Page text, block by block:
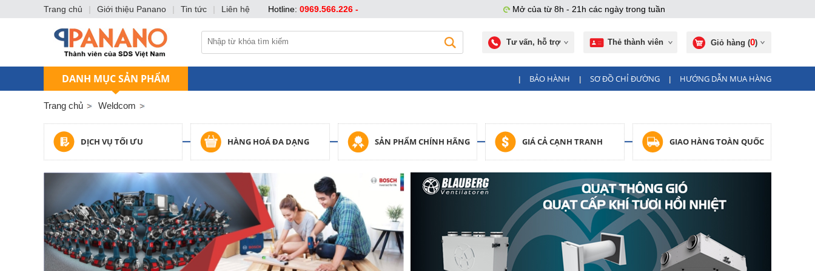
Tư vấn, hỗ trợ Thẻ thành viên Giỏ hàng (0)
DANH MỤC SẢN PHẨM BẢO HÀNH SƠ ĐỒ CHỈ ĐƯỜNG HƯỚNG DẪN MUA HÀNG
Trang chủ Weldcom
DỊCH VỤ TỐI ƯU HÀNG HOÁ ĐA DẠNG SẢN PHẨM CHÍNH HÃNG GIÁ CẢ CẠNH TRANH GIAO HÀNG TOÀN QUỐC
Mở của từ 8h - 21h các ngày trong tuần
Trang chủ | Giới thiệu Panano | Tin tức | Liên hệ Hotline: 0969.566.226 -